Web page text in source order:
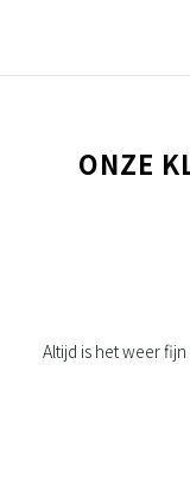
ONZE
Altijd is het weer